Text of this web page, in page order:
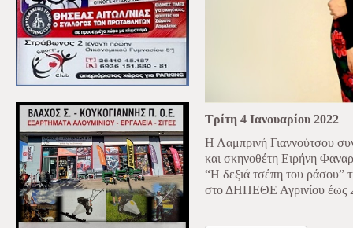
Τρίτη 4 Ιανουαρίου 2022
Η Λαμπρινή Γιαννούτσου
και σκηνοθέτη Ειρήνη
“Η δεξιά τσέπη του ράσου”
στο ΔΗΠΕΘΕ Αγρινίου έως